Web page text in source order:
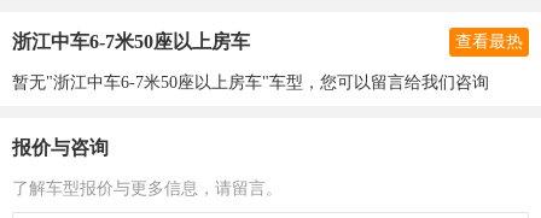
浙江中车6-7米50座以上房车 查看最热
暂无"浙江中车6-7米50座以上房车"车型，您可以留言给我们咨询
报价与咨询
了解车型报价与更多信息，请留言。